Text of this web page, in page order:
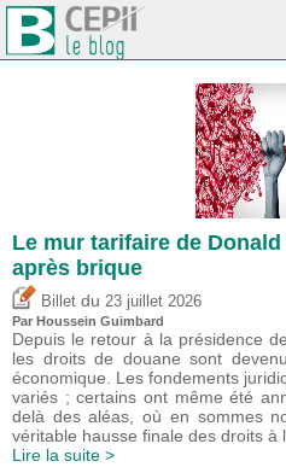
Le mur tarifaire de
après brique
Billet du 23 juillet 2026
Par Houssein Guimbard
Depuis le retour à la présidence
les droits de douane sont
économique. Les fondements
variés ; certains ont même été
delà des aléas, où en sommes
véritable hausse finale des droits à
Lire la suite >